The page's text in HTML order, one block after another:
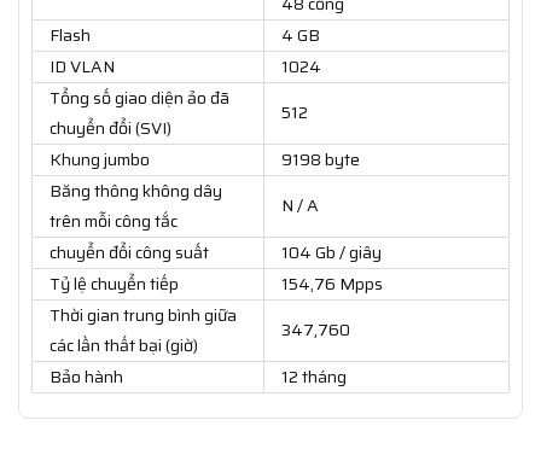
Flash
4 GB
ID VLAN
1024
Tổng số giao diện ảo đã
chuyển đổi (SVI)
512
Khung jumbo
9198 byte
Băng thông không dây
trên mỗi công tắc
N / A
chuyển đổi công suất
104 Gb / giây
Tỷ lệ chuyển tiếp
154,76 Mpps
Thời gian trung bình giữa
các lần thất bại (giờ)
347,760
Bảo hành
12 tháng